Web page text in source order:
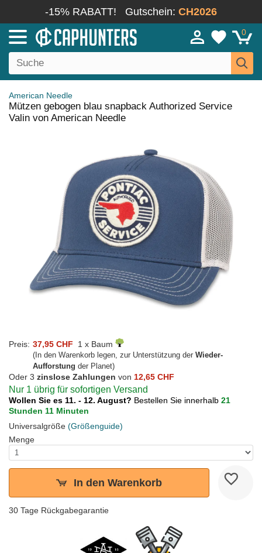
-15% RABATT! Gutschein: CH2026
0
American Needle
Mützen gebogen blau snapback Authorized Service
Valin von American Needle
Preis: 37,95 CHF 1 x Baum
(In den Warenkorb legen, zur Unterstützung der Wieder-
Aufforstung der Planet)
Oder 3 zinslose Zahlungen von 12,65 CHF
Nur 1 übrig für sofortigen Versand
Wollen Sie es 11. - 12. August? Bestellen Sie innerhalb 21
Stunden 11 Minuten
Universalgröße (Größenguide)
Menge
In den Warenkorb
30 Tage Rückgabegarantie